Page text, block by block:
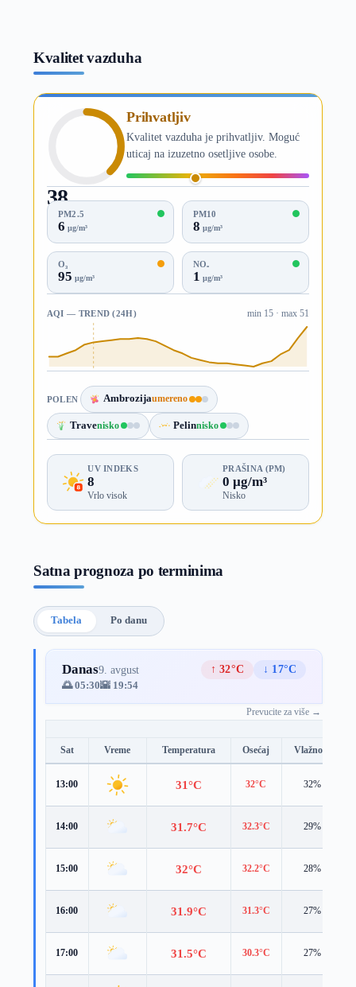
Kvalitet vazduha
38
AQI
Prihvatljiv
Kvalitet vazduha je prihvatljiv. Moguć
uticaj na izuzetno osetljive osobe.
PM2.5
6 µg/m³
PM10
8 µg/m³
O₃
95 µg/m³
NO₂
1 µg/m³
AQI — TREND (24H) min 15 · max 51
POLEN Ambrozijaumereno
Travenisko Pelinnisko
UV INDEKS
8
Vrlo visok
PRAŠINA (PM)
0 µg/m³
Nisko
Satna prognoza po terminima
Tabela Po danu
Danas9. avgust ↑ 32°C
↓ 17°C
🌅 05:30🌇 19:54
Prevucite za više →
Sat Vreme Temperatura Osećaj Vlažnost
13:00 31°C 32°C 32%
14:00 31.7°C 32.3°C 29%
15:00 32°C 32.2°C 28%
16:00 31.9°C 31.3°C 27%
17:00 31.5°C 30.3°C 27%